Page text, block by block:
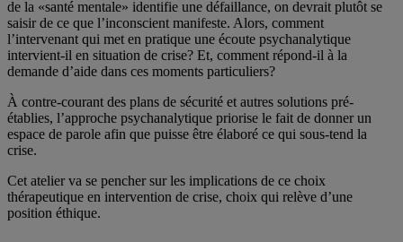
de la «santé mentale» identifie une défaillance, on devrait plutôt se
saisir de ce que l’inconscient manifeste. Alors, comment
l’intervenant qui met en pratique une écoute psychanalytique
intervient-il en situation de crise? Et, comment répond-il à la
demande d’aide dans ces moments particuliers?
À contre-courant des plans de sécurité et autres solutions pré-
établies, l’approche psychanalytique priorise le fait de donner un
espace de parole afin que puisse être élaboré ce qui sous-tend la
crise.
Cet atelier va se pencher sur les implications de ce choix
thérapeutique en intervention de crise, choix qui relève d’une
position éthique.